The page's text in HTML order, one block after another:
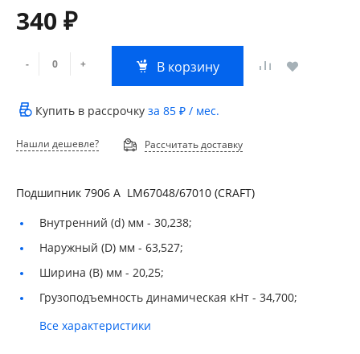
340 ₽
- + В корзину
Купить в рассрочку за 85 ₽ / мес.
Нашли дешевле? Рассчитать доставку
Подшипник 7906 А LM67048/67010 (CRAFT)
Внутренний (d) мм - 30,238;
Наружный (D) мм - 63,527;
Ширина (B) мм - 20,25;
Грузоподъемность динамическая кНт - 34,700;
Все характеристики